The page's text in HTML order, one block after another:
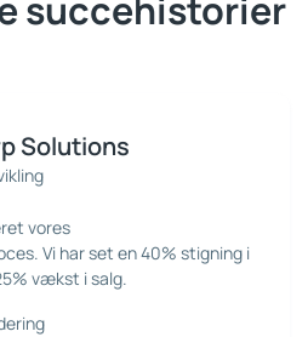
succehistorier
Solutions
vores
Vi har set en 40% stigning i
vækst i salg.